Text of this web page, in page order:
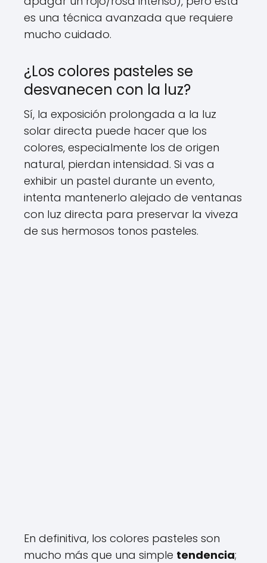
es una técnica avanzada que requiere
mucho cuidado.
¿Los colores pasteles se
desvanecen con la luz?
Sí, la exposición prolongada a la luz
solar directa puede hacer que los
colores, especialmente los de origen
natural, pierdan intensidad. Si vas a
exhibir un pastel durante un evento,
intenta mantenerlo alejado de ventanas
con luz directa para preservar la viveza
de sus hermosos tonos pasteles.
En definitiva, los colores pasteles son
mucho más que una simple tendencia;